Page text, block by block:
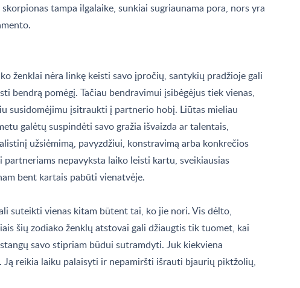
tampa ilgalaike, sunkiai sugriaunama pora, nors yra
ženklai nėra linkę keisti savo įpročių, santykių pradžioje gali
bendrą pomėgį. Tačiau bendravimui įsibėgėjus tiek vienas,
susidomėjimu įsitraukti į partnerio hobį. Liūtas mieliau
galėtų suspindėti savo gražia išvaizda ar talentais,
užsiėmimą, pavyzdžiui, konstravimą arba konkrečios
partneriams nepavyksta laiko leisti kartu, sveikiausias
bent kartais pabūti vienatvėje.
suteikti vienas kitam būtent tai, ko jie nori. Vis dėlto,
šių zodiako ženklų atstovai gali džiaugtis tik tuomet, kai
savo stipriam būdui sutramdyti. Juk kiekviena
Ją reikia laiku palaisyti ir nepamiršti išrauti bjaurių piktžolių,